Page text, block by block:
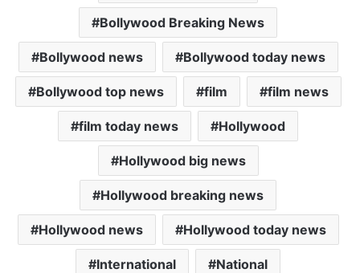
p
p
o
k
t
e
r
l
l
Bollywood Breaking News
Bollywood news Bollywood today news
Bollywood top news film film news
film today news Hollywood
Hollywood big news
Hollywood breaking news
Hollywood news Hollywood today news
International National